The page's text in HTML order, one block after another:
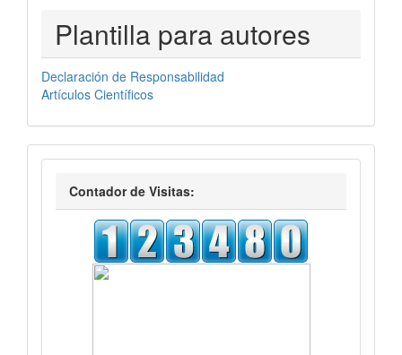
PLANTILLASAUTORES
Plantilla para autores
Declaración de Responsabilidad
Artículos Científicos
visitas
Contador de Visitas: